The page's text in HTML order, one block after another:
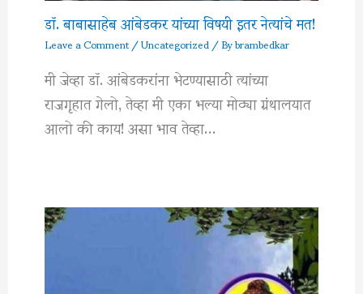
डॉ. बाबासाहेब आंबेडकर यांच्या विषयी इतर नेत्यांचे मत!
Leave a Comment/Uncategorized/ Bybrambedkar
मी जेव्हा डॉ. आंबेडकरांना भेटण्यासाठी त्यांच्या
राजगृहात गेलो, तेव्हा मी एका भल्या मोठ्या ग्रंथालयात
आलो की काय! असा भाव तेव्हा…